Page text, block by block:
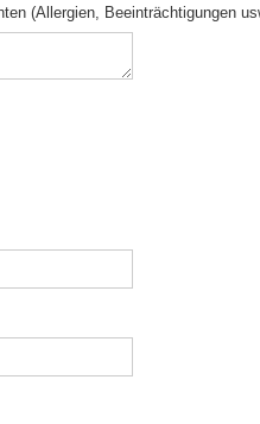
(Allergien, Beeinträchtigungen